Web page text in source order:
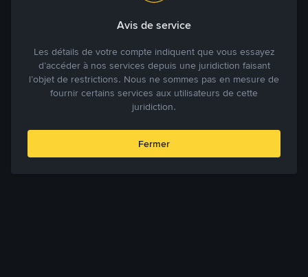
Avis de service
Les détails de votre compte indiquent que vous essayez
d’accéder à nos services depuis une juridiction faisant
l’objet de restrictions. Nous ne sommes pas en mesure de
fournir certains services aux utilisateurs de cette
juridiction.
Fermer